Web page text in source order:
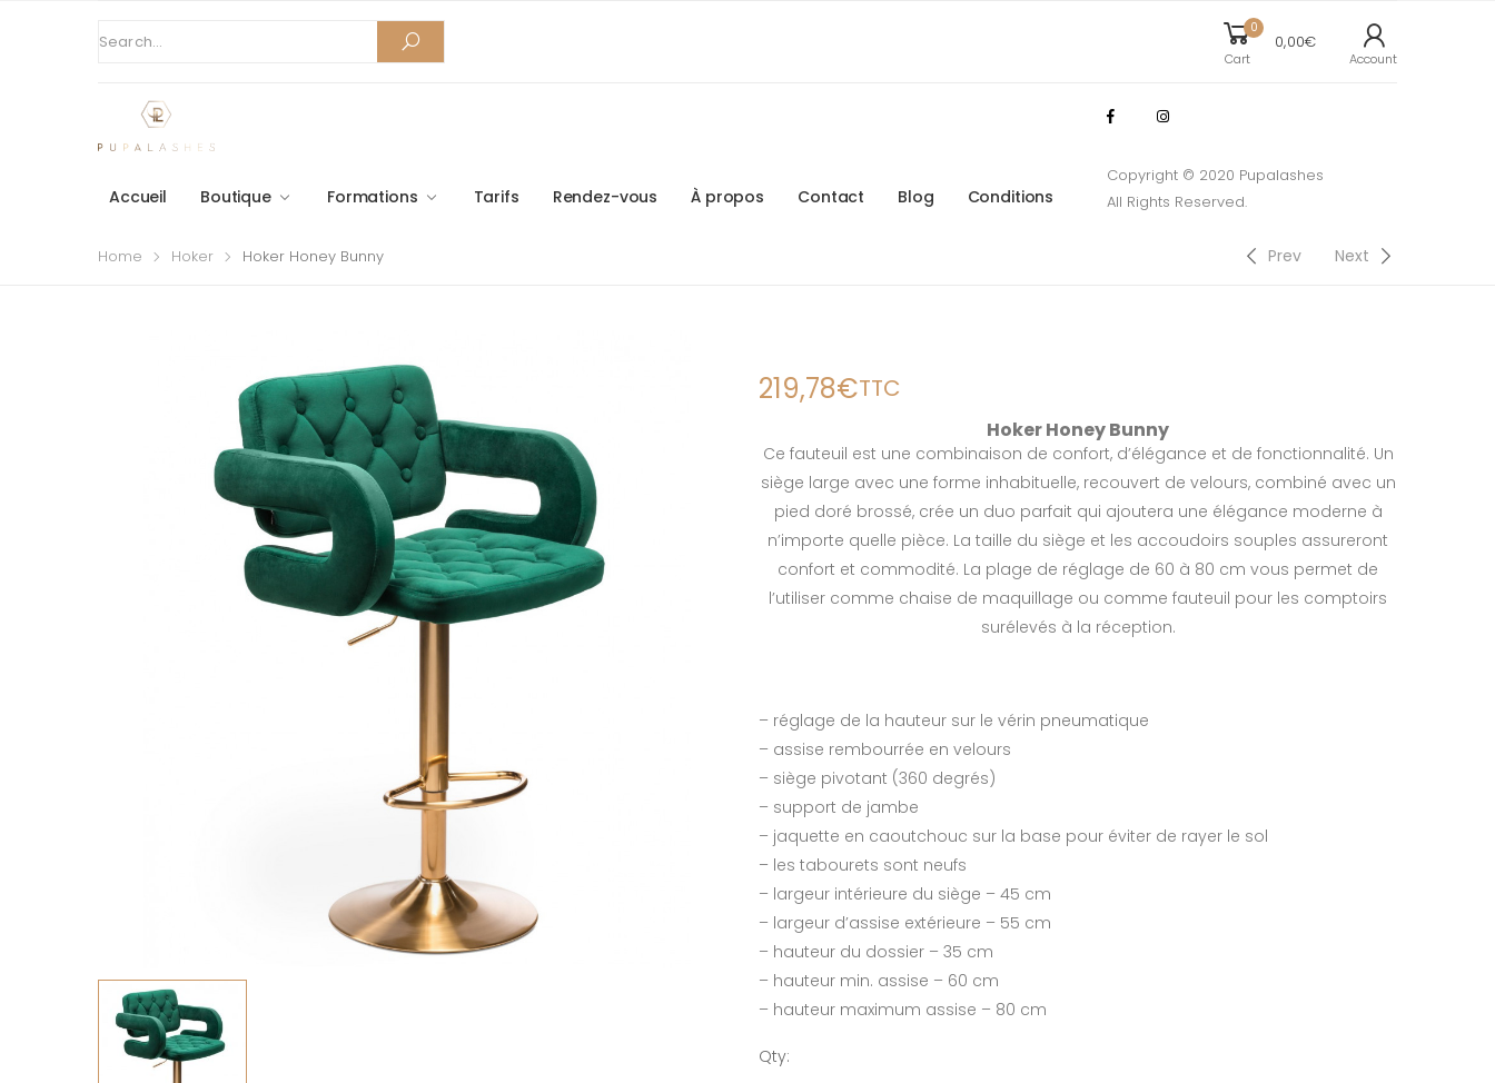
0
Cart
0,00€
Account
Accueil Boutique Formations Tarifs Rendez-vous À propos Contact Blog Conditions
Copyright © 2020 Pupalashes
All Rights Reserved.
Home Hoker Hoker Honey Bunny Prev Next
219,78€TTC
Hoker Honey Bunny
Ce fauteuil est une combinaison de confort, d’élégance et de fonctionnalité. Un
siège large avec une forme inhabituelle, recouvert de velours, combiné avec un
pied doré brossé, crée un duo parfait qui ajoutera une élégance moderne à
n’importe quelle pièce. La taille du siège et les accoudoirs souples assureront
confort et commodité. La plage de réglage de 60 à 80 cm vous permet de
l’utiliser comme chaise de maquillage ou comme fauteuil pour les comptoirs
surélevés à la réception.
– réglage de la hauteur sur le vérin pneumatique
– assise rembourrée en velours
– siège pivotant (360 degrés)
– support de jambe
– jaquette en caoutchouc sur la base pour éviter de rayer le sol
– les tabourets sont neufs
– largeur intérieure du siège – 45 cm
– largeur d’assise extérieure – 55 cm
– hauteur du dossier – 35 cm
– hauteur min. assise – 60 cm
– hauteur maximum assise – 80 cm
Qty:
Hoker